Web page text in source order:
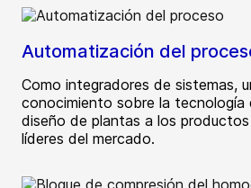
Automatización del
Como integradores de sistemas,
conocimiento sobre la tecnología
diseño de plantas a los
líderes del mercado.